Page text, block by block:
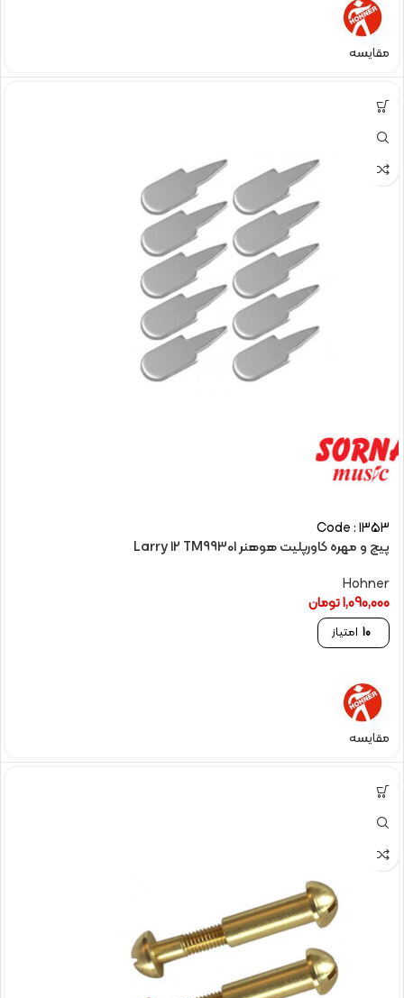
مقایسه
Code : 1353
پیچ و مهره کاورپلیت هوهنر Larry 12 TM99301
Hohner
1,090,000تومان
10 امتیاز
مقایسه